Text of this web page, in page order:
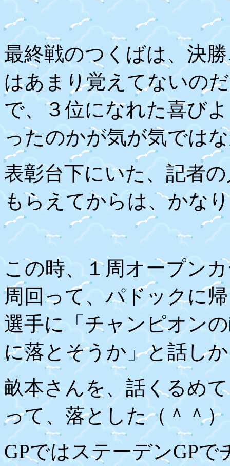
最終戦のつくばは、決
はあまり覚えてないの
で、３位になれた喜び
ったのかが気が気では
表彰台下にいた、記者
もらえてからは、かな
この時、１周オープン
周回って、パドックに
選手に「チャンピオン
に落とそうか」と話し
畝本さんを、話くるめ
って、落とした（＾＾）
GPではステーデンGPで